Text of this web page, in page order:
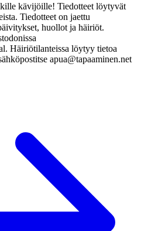
kävijöille! Tiedotteet löytyvät
Tiedotteet on jaettu
huollot ja häiriöt.
Häiriötilanteissa löytyy tietoa
apua@tapaaminen.net